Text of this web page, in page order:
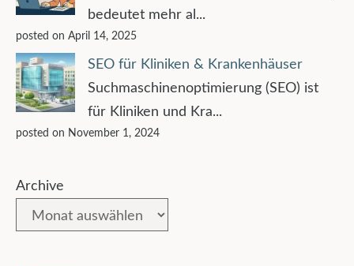
bedeutet mehr al...
posted on April 14, 2025
SEO für Kliniken & Krankenhäuser
Suchmaschinenoptimierung (SEO) ist
für Kliniken und Kra...
posted on November 1, 2024
Archive